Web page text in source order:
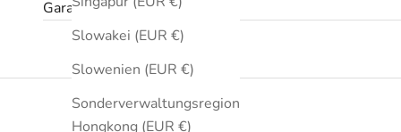
Slowakei (EUR €)
Slowenien (EUR €)
Sonderverwaltungsregion
Hongkong (EUR €)
Garantie und Rückgabe